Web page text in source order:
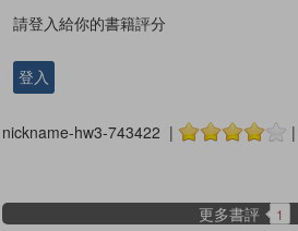
請登入給你的書籍評分
登入
nickname-hw3-743422 |
更多書評 1